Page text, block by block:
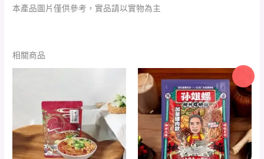
本產品圖片僅供參考，實品請以實物為主
相關商品
圍：
NT$88
到
NT$880
價
格
範
圍：
NT$125
到
NT$1,230